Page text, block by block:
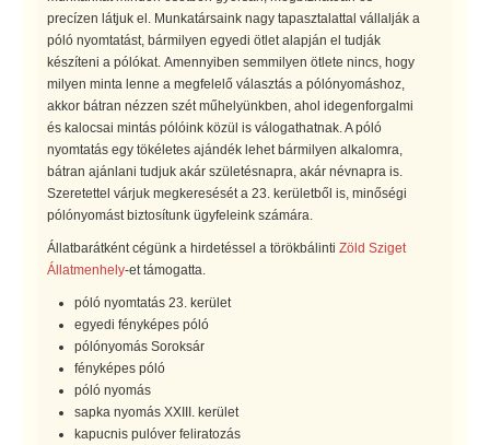
precízen látjuk el. Munkatársaink nagy tapasztalattal vállalják a
póló nyomtatást, bármilyen egyedi ötlet alapján el tudják
készíteni a pólókat. Amennyiben semmilyen ötlete nincs, hogy
milyen minta lenne a megfelelő választás a pólónyomáshoz,
akkor bátran nézzen szét műhelyünkben, ahol idegenforgalmi
és kalocsai mintás pólóink közül is válogathatnak. A póló
nyomtatás egy tökéletes ajándék lehet bármilyen alkalomra,
bátran ajánlani tudjuk akár születésnapra, akár névnapra is.
Szeretettel várjuk megkeresését a 23. kerületből is, minőségi
pólónyomást biztosítunk ügyfeleink számára.
Állatbarátként cégünk a hirdetéssel a törökbálinti Zöld Sziget
Állatmenhely-et támogatta.
póló nyomtatás 23. kerület
egyedi fényképes póló
pólónyomás Soroksár
fényképes póló
póló nyomás
sapka nyomás XXIII. kerület
kapucnis pulóver feliratozás